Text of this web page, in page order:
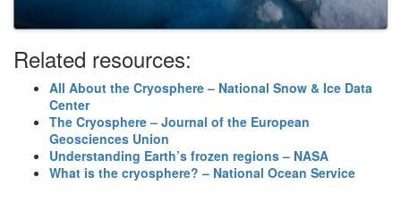
Related resources:
All About the Cryosphere – National Snow & Ice Data
Center
The Cryosphere – Journal of the European
Geosciences Union
Understanding Earth’s frozen regions – NASA
What is the cryosphere? – National Ocean Service